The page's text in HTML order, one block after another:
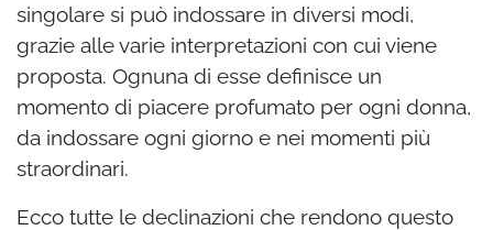
singolare si può indossare in diversi modi,
grazie alle varie interpretazioni con cui viene
proposta. Ognuna di esse definisce un
momento di piacere profumato per ogni donna,
da indossare ogni giorno e nei momenti più
straordinari.
Ecco tutte le declinazioni che rendono questo